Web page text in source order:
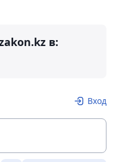
в:
Вход